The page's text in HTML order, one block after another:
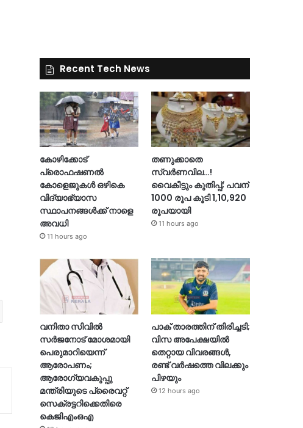
Recent Tech News
കോഴിക്കോട്
പ്രൊഫഷണൽ
കോളെജുകൾ ഒഴികെ
വിദ്യാഭ്യാസ
സ്ഥാപനങ്ങൾക്ക് നാളെ
അവധി
11 hours ago
തണുക്കാതെ
സ്വർണവില…!
വൈകീട്ടും കുതിപ്പ്; പവന്
1000 രൂപ കൂടി 1,10,920
രൂപയായി
11 hours ago
വനിതാ സിവിൽ
സർജനോട് മോശമായി
പെരുമാറിയെന്ന്
ആരോപണം;
ആരോഗ്യവകുപ്പു
മന്ത്രിയുടെ പ്രൈവറ്റ്
സെക്രട്ടറിക്കെതിരെ
കെജിഎംഒഎ
പാക് താരത്തിന് തിരിച്ചടി;
വിസ അപേക്ഷയിൽ
തെറ്റായ വിവരങ്ങൾ,
രണ്ട് വർഷത്തെ വിലക്കും
പിഴയും
12 hours ago